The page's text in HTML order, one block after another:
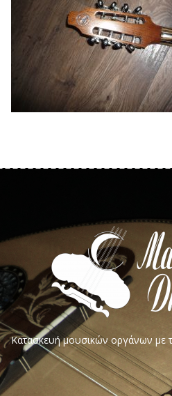
Κατασκευή μουσικών οργάνων με